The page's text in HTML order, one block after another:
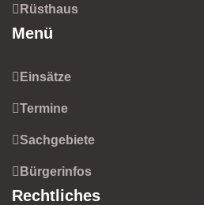
Rüsthaus
Menü
Einsätze
Termine
Sachgebiete
Bürgerinfos
Rechtliches